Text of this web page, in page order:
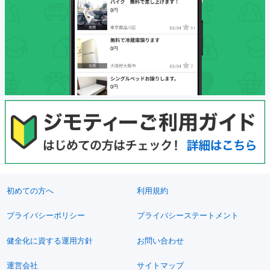
初めての方へ 利用規約
プライバシーポリシー プライバシーステートメント
健全化に資する運用方針 お問い合わせ
運営会社 サイトマップ